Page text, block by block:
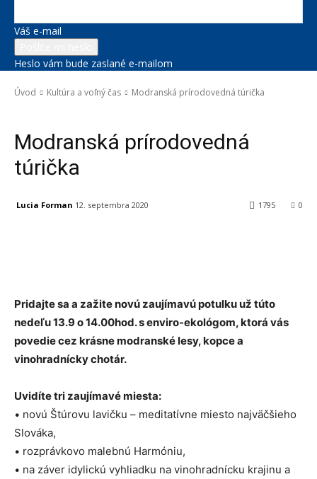
Váš e-mail
Heslo vám bude zaslané e-mailom
Úvod Kultúra a voľný čas Modranská prírodovedná túrička
Modranská prírodovedná
túrička
Lucia Forman 12. septembra 2020 0
1795
Pridajte sa a zažite novú zaujímavú potulku už túto
nedeľu 13.9 o 14.00hod. s enviro-ekológom, ktorá vás
povedie cez krásne modranské lesy, kopce a
vinohradnícky chotár.
Uvidíte tri zaujímavé miesta:
• novú Štúrovu lavičku – meditatívne miesto najväčšieho
Slováka,
• rozprávkovo malebnú Harmóniu,
• na záver idylickú vyhliadku na vinohradnícku krajinu a